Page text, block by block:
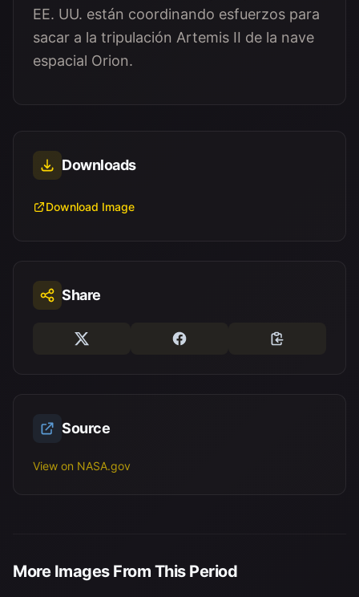
EE. UU. están coordinando esfuerzos para
sacar a la tripulación Artemis II de la nave
espacial Orion.
Downloads
Download Image
Share
Source
View on NASA.gov
More Images From This Period